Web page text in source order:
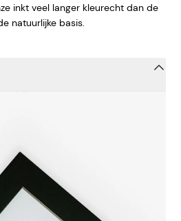
inkt veel langer kleurecht dan de
natuurlijke basis.